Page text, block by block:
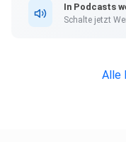
Frage immer erst
Entwicklung der
In Podcasts
Schalte jetzt
Alle